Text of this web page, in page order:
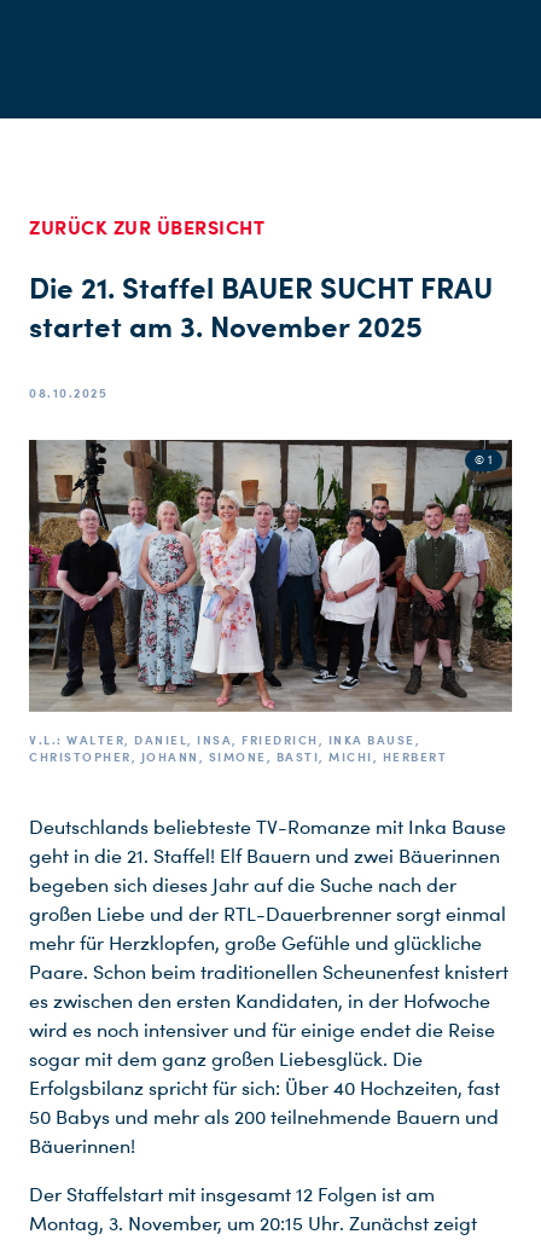
ZURÜCK ZUR ÜBERSICHT
Die 21. Staffel BAUER SUCHT FRAU
startet am 3. November 2025
08.10.2025
© 1
V.L.: WALTER, DANIEL, INSA, FRIEDRICH, INKA BAUSE,
CHRISTOPHER, JOHANN, SIMONE, BASTI, MICHI, HERBERT
Deutschlands beliebteste TV-Romanze mit Inka Bause
geht in die 21. Staffel! Elf Bauern und zwei Bäuerinnen
begeben sich dieses Jahr auf die Suche nach der
großen Liebe und der RTL-Dauerbrenner sorgt einmal
mehr für Herzklopfen, große Gefühle und glückliche
Paare. Schon beim traditionellen Scheunenfest knistert
es zwischen den ersten Kandidaten, in der Hofwoche
wird es noch intensiver und für einige endet die Reise
sogar mit dem ganz großen Liebesglück. Die
Erfolgsbilanz spricht für sich: Über 40 Hochzeiten, fast
50 Babys und mehr als 200 teilnehmende Bauern und
Bäuerinnen!
Der Staffelstart mit insgesamt 12 Folgen ist am
Montag, 3. November, um 20:15 Uhr. Zunächst zeigt